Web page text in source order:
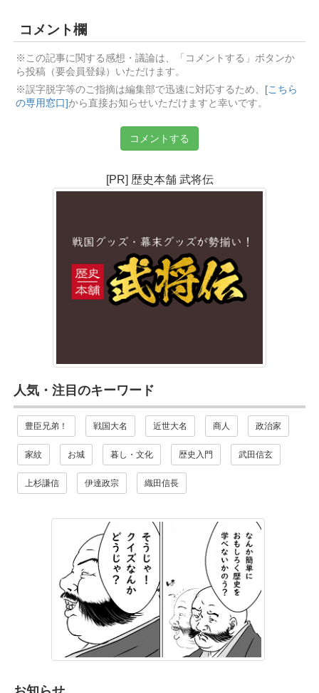
コメント欄
※この記事に関する感想・議論は、「コメントする」ボタンか
ら投稿（要会員登録）いただけます。
※誤字脱字等のご指摘は編集部で迅速に対応するため、
[こちら
の専用窓口]から直接お知らせいただけますと幸いです。
コメントする
[PR] 歴史本舗 武将伝
人気・注目のキーワード
豊臣兄弟！ 戦国大名 近世大名 商人 政治家
家紋 お城 暮し・文化 歴史入門 武田信玄
上杉謙信 伊達政宗 織田信長